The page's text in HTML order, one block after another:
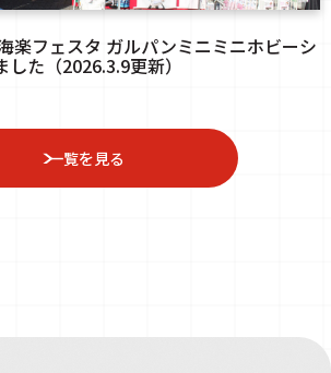
楽フェスタ ガルパンミニミニホビーシ
た（2026.3.9更新）
一覧を見る